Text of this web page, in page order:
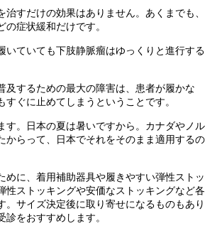
治すだけの効果はありません。あくまでも、
症状緩和だけです。
いていても下肢静脈瘤はゆっくりと進行する
及するための最大の障害は、患者が履かな
すぐに止めてしまうということです。
す。日本の夏は暑いですから。カナダやノル
からって、日本でそれをそのまま適用するの
めに、着用補助器具や履きやすい弾性ストッ
性ストッキングや安価なストッキングなど各
。サイズ決定後に取り寄せになるものもあり
診をおすすめします。